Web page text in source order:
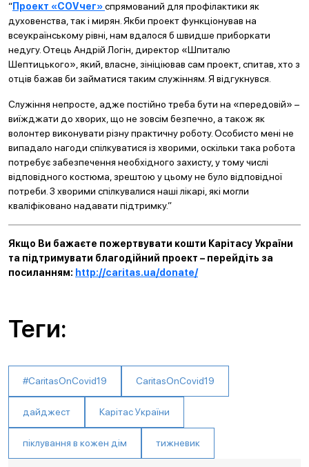
“Проект «COVчег»спрямований для профілактики як
духовенства, так і мирян. Якби проект функціонував на
всеукраїнському рівні, нам вдалося б швидше приборкати
недугу. Отець Андрій Логін, директор «Шпиталю
Шептицького», який, власне, зініціював сам проект, спитав, хто з
отців бажав би займатися таким служінням. Я відгукнувся.
Служіння непросте, адже постійно треба бути на «передовій» –
виїжджати до хворих, що не зовсім безпечно, а також як
волонтер виконувати різну практичну роботу. Особисто мені не
випадало нагоди спілкуватися із хворими, оскільки така робота
потребує забезпечення необхідного захисту, у тому числі
відповідного костюма, зрештою у цьому не було відповідної
потреби. З хворими спілкувалися наші лікарі, які могли
кваліфіковано надавати підтримку.”
Якщо Ви бажаєте пожертвувати кошти Карітасу України
та підтримувати благодійний проект – перейдіть за
посиланням: http://caritas.ua/donate/
Теги:
#CaritasOnCovid19 CaritasOnCovid19
дайджест Карітас України
піклування в кожен дім тижневик